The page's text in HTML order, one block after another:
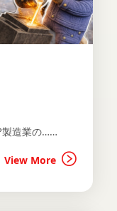
製造業の……
View More